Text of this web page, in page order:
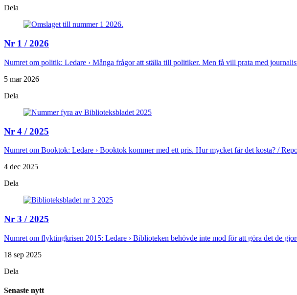
Dela
Nr 1 / 2026
Numret om politik: Ledare › Många frågor att ställa till politiker. Men få vill prata med
5 mar 2026
Dela
Nr 4 / 2025
Numret om Booktok: Ledare › Booktok kommer med ett pris. Hur mycket får det kosta? /
4 dec 2025
Dela
Nr 3 / 2025
Numret om flyktingkrisen 2015: Ledare › Biblioteken behövde inte mod för att göra det de
18 sep 2025
Dela
Senaste nytt